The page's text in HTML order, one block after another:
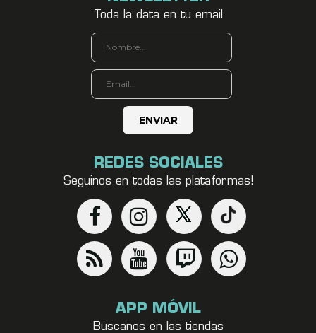
Toda la data en tu email
REDES SOCIALES
Seguinos en todas las plataformas!
APP MÓVIL
Buscanos en las tiendas